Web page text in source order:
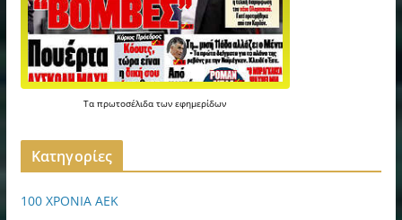
Ταπρωτοσέλιδατωνεφημερίδων
Kατηγορίες
100 ΧΡΟΝΙΑ ΑΕΚ